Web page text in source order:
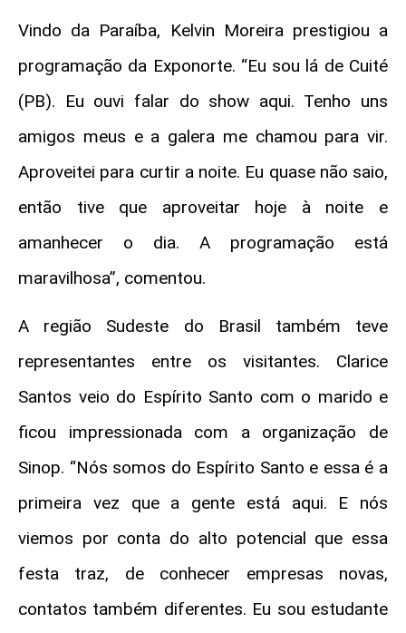
Vindo da Paraíba, Kelvin Moreira prestigiou a
programação da Exponorte. “Eu sou lá de Cuité
(PB). Eu ouvi falar do show aqui. Tenho uns
amigos meus e a galera me chamou para vir.
Aproveitei para curtir a noite. Eu quase não saio,
então tive que aproveitar hoje à noite e
amanhecer o dia. A programação está
maravilhosa”, comentou.
A região Sudeste do Brasil também teve
representantes entre os visitantes. Clarice
Santos veio do Espírito Santo com o marido e
ficou impressionada com a organização de
Sinop. “Nós somos do Espírito Santo e essa é a
primeira vez que a gente está aqui. E nós
viemos por conta do alto potencial que essa
festa traz, de conhecer empresas novas,
contatos também diferentes. Eu sou estudante